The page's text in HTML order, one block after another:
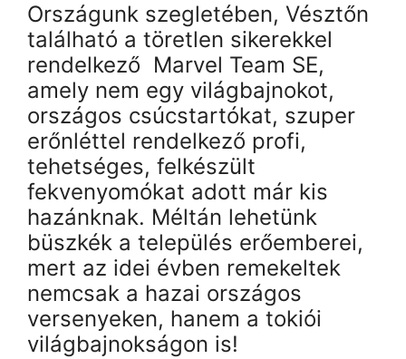
Országunk szegletében, Vésztőn
található a töretlen sikerekkel
rendelkező Marvel Team SE,
amely nem egy világbajnokot,
országos csúcstartókat, szuper
erőnléttel rendelkező profi,
tehetséges, felkészült
fekvenyomókat adott már kis
hazánknak. Méltán lehetünk
büszkék a település erőemberei,
mert az idei évben remekeltek
nemcsak a hazai országos
versenyeken, hanem a tokiói
világbajnokságon is!